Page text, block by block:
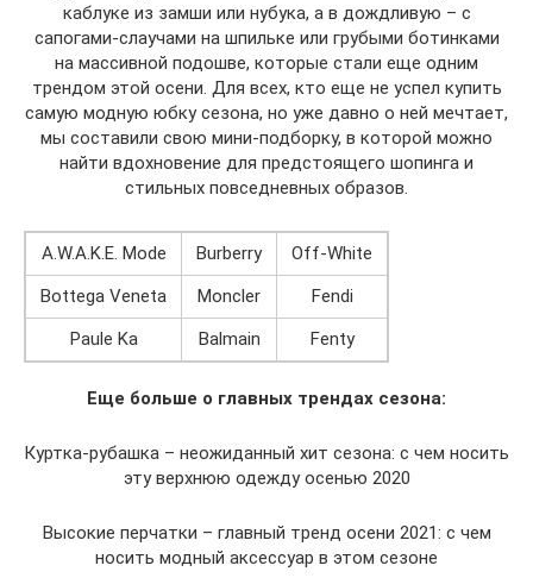
каблуке из замши или нубука, а в дождливую – с
сапогами-слаучами на шпильке или грубыми ботинками
на массивной подошве, которые стали еще одним
трендом этой осени. Для всех, кто еще не успел купить
самую модную юбку сезона, но уже давно о ней мечтает,
мы составили свою мини-подборку, в которой можно
найти вдохновение для предстоящего шопинга и
стильных повседневных образов.
A.W.A.K.E. Mode Burberry
Off-White
Bottega Veneta
Moncler
Fendi
Paule Ka
Balmain Fenty
Еще больше о главных трендах сезона:
Куртка-рубашка – неожиданный хит сезона: с чем носить
эту верхнюю одежду осенью 2020
Высокие перчатки – главный тренд осени 2021: с чем
носить модный аксессуар в этом сезоне